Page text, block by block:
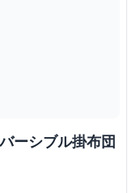
ーシブル掛布団